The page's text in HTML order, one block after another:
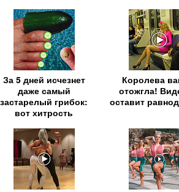
За 5 дней исчезнет
даже самый
застарелый грибок:
вот хитрость
Королева
отожгла!
оставит